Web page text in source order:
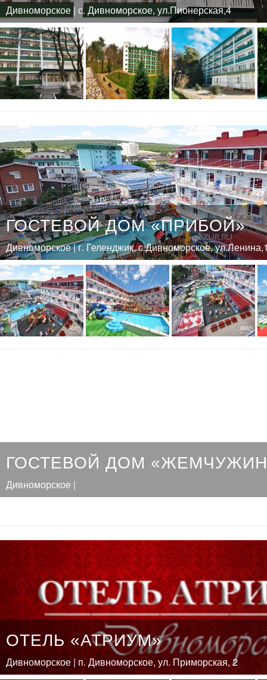
Дивноморское | с. Дивноморское, ул.Пионерская,4
ГОСТЕВОЙ ДОМ «ПРИБОЙ»
Дивноморское | г. Геленджик, с.Дивноморское,
ГОСТЕВОЙ ДОМ
Дивноморское |
ОТЕЛЬ «АТРИУМ»
Дивноморское | п. Дивноморское, ул. Приморская, 2